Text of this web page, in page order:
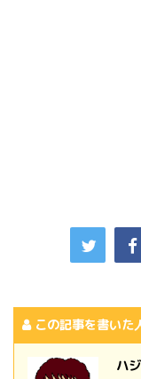
この記事を書いた
ハ